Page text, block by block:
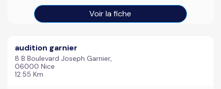
Voir la fiche
audition garnier
8 B Boulevard Joseph Garnier,
06000 Nice
12.55 Km